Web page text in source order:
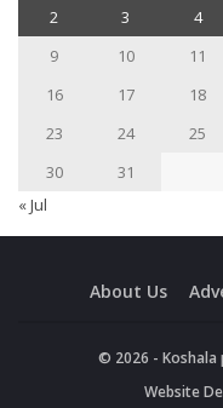
2
3 4
9
10 11
16
17 18
23
24 25
30
31
« Jul
About Us
© 2026 - Koshala
Website